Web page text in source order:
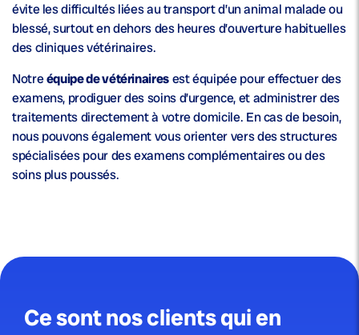
évite les difficultés liées au transport d’un animal malade ou
blessé, surtout en dehors des heures d’ouverture habituelles
des cliniques vétérinaires.
Notreéquipe de vétérinairesest équipée pour effectuer des
examens, prodiguer des soins d’urgence, et administrer des
traitements directement à votre domicile. En cas de besoin,
nous pouvons également vous orienter vers des structures
spécialisées pour des examens complémentaires ou des
soins plus poussés.
Ce sont nos clients qui en